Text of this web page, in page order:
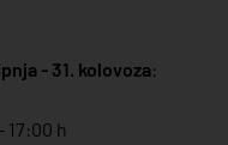
- 31. kolovoza:
17:00 h